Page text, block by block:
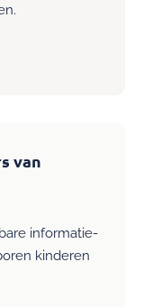
van
informatie-
kinderen